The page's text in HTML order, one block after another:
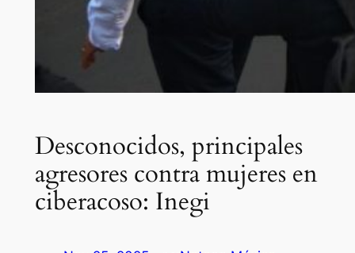
Desconocidos, principales
agresores contra mujeres en
ciberacoso: Inegi